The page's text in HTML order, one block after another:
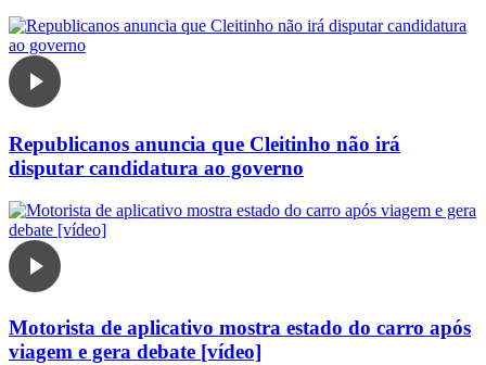
Republicanos anuncia que Cleitinho não irá
disputar candidatura ao governo
Motorista de aplicativo mostra estado do carro após
viagem e gera debate [vídeo]